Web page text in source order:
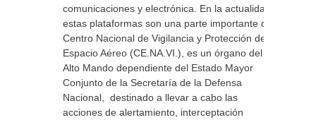
comunicaciones y electrónica. En la actualidad
estas plataformas son una parte importante del
Centro Nacional de Vigilancia y Protección del
Espacio Aéreo (CE.NA.VI.), es un órgano del
Alto Mando dependiente del Estado Mayor
Conjunto de la Secretaría de la Defensa
Nacional, destinado a llevar a cabo las
acciones de alertamiento, interceptación